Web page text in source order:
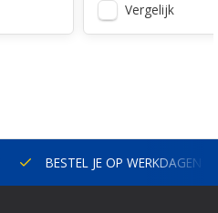
Vergelijk
BESTEL JE OP WERKDAGEN